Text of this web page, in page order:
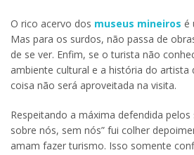
O rico acervo dos museus mineiros é
Mas para os surdos, não passa de
de se ver. Enfim, se o turista não
ambiente cultural e a história do artista
coisa não será aproveitada na visita.
Respeitando a máxima defendida pelos
sobre nós, sem nós” fui colher
amam fazer turismo. Isso somente